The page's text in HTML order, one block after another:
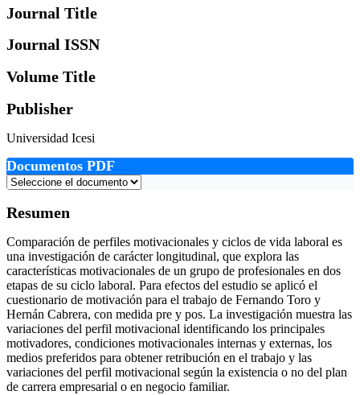
Journal Title
Journal ISSN
Volume Title
Publisher
Universidad Icesi
Documentos PDF
Resumen
Comparación de perfiles motivacionales y ciclos de vida laboral es
una investigación de carácter longitudinal, que explora las
características motivacionales de un grupo de profesionales en dos
etapas de su ciclo laboral. Para efectos del estudio se aplicó el
cuestionario de motivación para el trabajo de Fernando Toro y
Hernán Cabrera, con medida pre y pos. La investigación muestra las
variaciones del perfil motivacional identificando los principales
motivadores, condiciones motivacionales internas y externas, los
medios preferidos para obtener retribución en el trabajo y las
variaciones del perfil motivacional según la existencia o no del plan
de carrera empresarial o en negocio familiar.